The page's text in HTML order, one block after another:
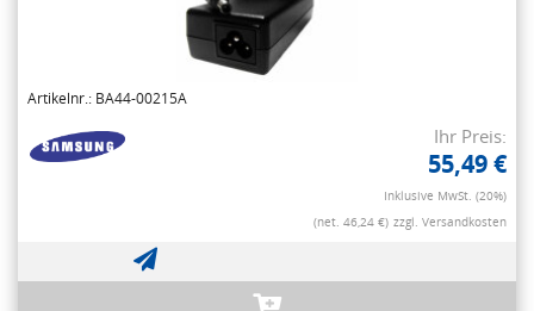
Artikelnr.: BA44-00215A
Ihr Preis:
55,49 €
Inklusive MwSt. (20%)
(net. 46,24 €) zzgl. Versandkosten